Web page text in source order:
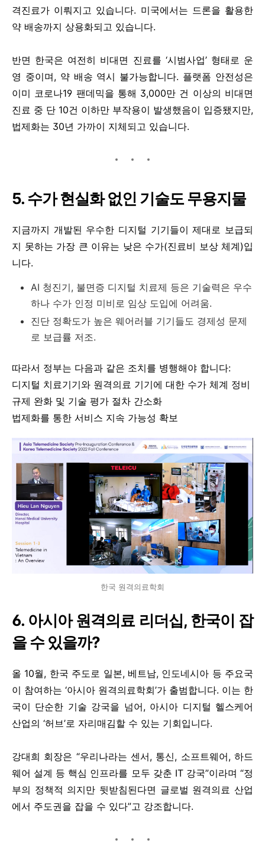
격진료가 이뤄지고 있습니다. 미국에서는 드론을 활용한
약 배송까지 상용화되고 있습니다.
반면 한국은 여전히 비대면 진료를 ‘시범사업’ 형태로 운
영 중이며, 약 배송 역시 불가능합니다. 플랫폼 안전성은
이미 코로나19 팬데믹을 통해 3,000만 건 이상의 비대면
진료 중 단 10건 이하만 부작용이 발생했음이 입증됐지만,
법제화는 30년 가까이 지체되고 있습니다.
5. 수가 현실화 없인 기술도 무용지물
지금까지 개발된 우수한 디지털 기기들이 제대로 보급되
지 못하는 가장 큰 이유는 낮은 수가(진료비 보상 체계)입
니다.
AI 청진기, 불면증 디지털 치료제 등은 기술력은 우수
하나 수가 인정 미비로 임상 도입에 어려움.
진단 정확도가 높은 웨어러블 기기들도 경제성 문제
로 보급률 저조.
따라서 정부는 다음과 같은 조치를 병행해야 합니다:
디지털 치료기기와 원격의료 기기에 대한 수가 체계 정비
규제 완화 및 기술 평가 절차 간소화
법제화를 통한 서비스 지속 가능성 확보
한국 원격의료학회
6. 아시아 원격의료 리더십, 한국이 잡
을 수 있을까?
올 10월, 한국 주도로 일본, 베트남, 인도네시아 등 주요국
이 참여하는 ‘아시아 원격의료학회’가 출범합니다. 이는 한
국이 단순한 기술 강국을 넘어, 아시아 디지털 헬스케어
산업의 ‘허브’로 자리매김할 수 있는 기회입니다.
강대희 회장은 “우리나라는 센서, 통신, 소프트웨어, 하드
웨어 설계 등 핵심 인프라를 모두 갖춘 IT 강국”이라며 “정
부의 정책적 의지만 뒷받침된다면 글로벌 원격의료 산업
에서 주도권을 잡을 수 있다”고 강조합니다.